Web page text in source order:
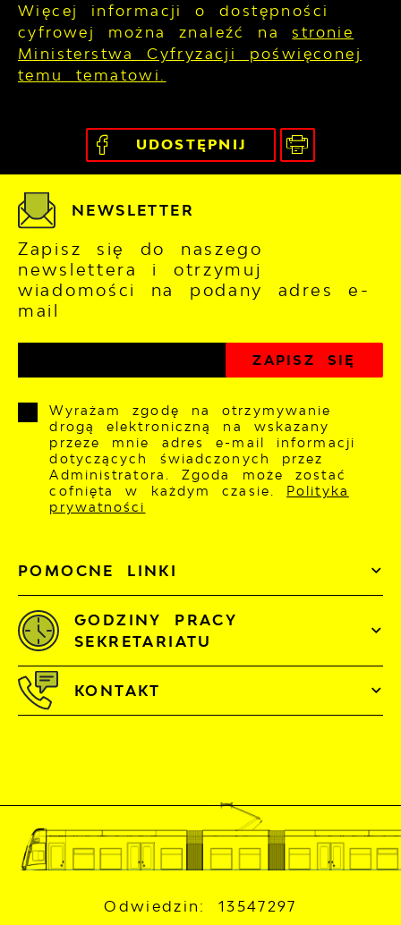
Więcej informacji o dostępności
cyfrowej można znaleźć nastronie
Ministerstwa Cyfryzacji poświęconej
temu tematowi.
UDOSTĘPNIJ
POMOCNE LINKI
NEWSLETTER
Zapisz się do naszego
newslettera i otrzymuj
wiadomości na podany adres e-
mail
Wyrażam zgodę na otrzymywanie
drogą elektroniczną na wskazany
przeze mnie adres e-mail informacji
dotyczących świadczonych przez
Administratora. Zgoda może zostać
cofnięta w każdym czasie. Polityka
prywatności
GODZINY PRACY
SEKRETARIATU
KONTAKT
Odwiedzin: 13547297